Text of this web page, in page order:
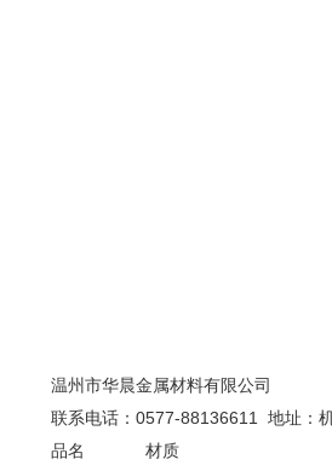
温州市华晨金属材料有限公司
联系电话： 0577-88136611 地址：
品名
材质